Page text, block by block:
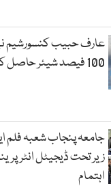
عارف حبیب کنسورشیم
100 فیصد شیئر حاصل کرلیے
جامعہ پنجاب شعبہ فلم
زیر تحت ڈیجیٹل
اہتمام